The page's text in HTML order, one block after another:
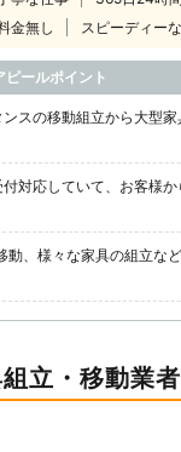
金無し スピーディー
ピールポイント
スの移動組立から大型
対応していて、お客様
、様々な家具の組立な
立・移動業